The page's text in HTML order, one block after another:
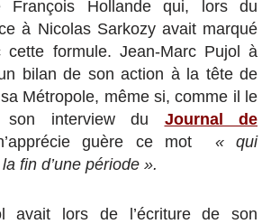
François Hollande qui, lors du
à Nicolas Sarkozy avait marqué
cette formule. Jean-Marc Pujol à
bilan de son action à la tête de
Métropole, même si, comme il le
son interview du Journal de
guère ce mot « qui
fin d’une période ».
avait lors de l’écriture de son